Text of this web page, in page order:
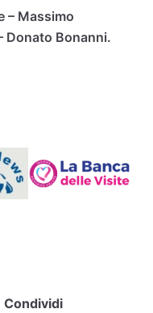
– Massimo
Donato Bonanni.
Condividi